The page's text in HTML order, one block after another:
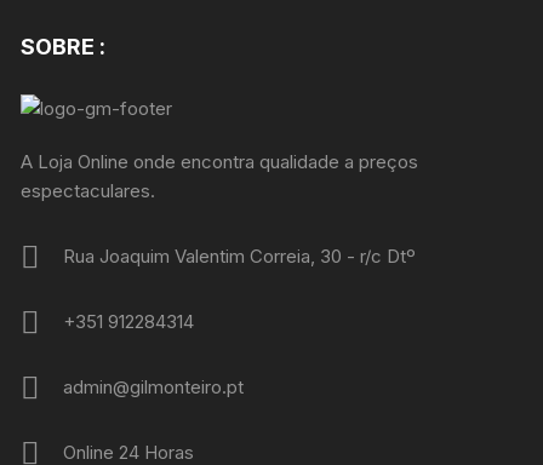
SOBRE :
A Loja Online onde encontra qualidade a preços
espectaculares.
Rua Joaquim Valentim Correia, 30 - r/c Dtº
+351 912284314
admin@gilmonteiro.pt
Online 24 Horas